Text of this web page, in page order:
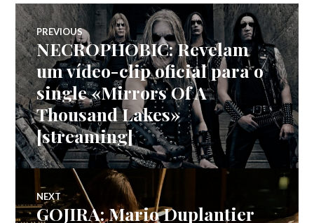
Navegação
de
artigos
PREVIOUS
Previous
post:
NECROPHOBIC: Revelam
um vídeo-clip oficial para o
single «Mirrors Of A
Thousand Lakes»
[streaming]
NEXT
Next
GOJIRA: Mario Duplantier